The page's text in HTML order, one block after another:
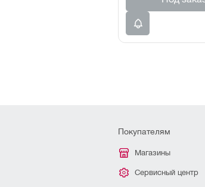
Покупателям
Магазины
Сервисный центр